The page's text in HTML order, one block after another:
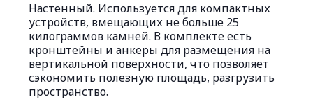
Настенный. Используется для компактных
устройств, вмещающих не больше 25
килограммов камней. В комплекте есть
кронштейны и анкеры для размещения на
вертикальной поверхности, что позволяет
сэкономить полезную площадь, разгрузить
пространство.